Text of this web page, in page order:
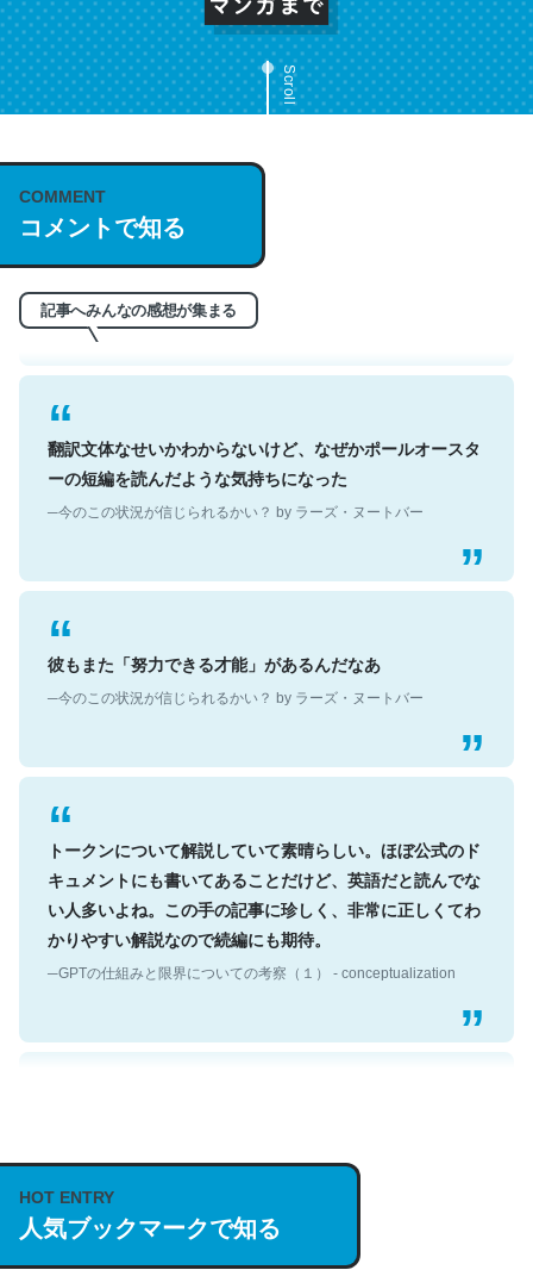
Scroll
COMMENT
コメントで知る
記事へみんなの感想が集まる
これは名文。彼はとてもクレバーなんだろうなと凄く思
う。英語少しでも読める人は原文もお勧め。自分はこの流
れ好き。Let’s Fucking Go. Then Covid hit. Shit.
翻訳文体なせいかわからないけど、なぜかポールオースタ
ーの短編を読んだような気持ちになった
─今のこの状況が信じられるかい？ by ラーズ・ヌートバー
彼もまた「努力できる才能」があるんだなあ
─今のこの状況が信じられるかい？ by ラーズ・ヌートバー
トークンについて解説していて素晴らしい。ほぼ公式のド
キュメントにも書いてあることだけど、英語だと読んでな
い人多いよね。この手の記事に珍しく、非常に正しくてわ
かりやすい解説なので続編にも期待。
─GPTの仕組みと限界についての考察（１） - conceptualization
https://isobe324649.hatenablog.com/entry/2023/03/27
/064121
─GPTの仕組みと限界についての考察（１） - conceptualization
HOT ENTRY
人気ブックマークで知る